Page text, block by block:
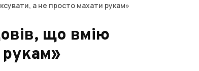
а не просто махати рукам»
що вмію
рукам»